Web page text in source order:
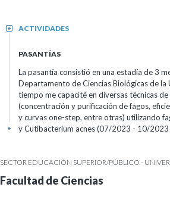
ACTIVIDADES
+
PASANTÍAS
La pasantía consistió en una estadía de 3
Departamento de Ciencias Biológicas de
tiempo me capacité en diversas técnicas
(concentración y purificación de fagos,
y curvas one-step, entre otras) utilizando
y Cutibacterium acnes (07/2023 - 10/2023
+
SECTOR EDUCACIÓN SUPERIOR/PÚBLICO -
Facultad de Ciencias